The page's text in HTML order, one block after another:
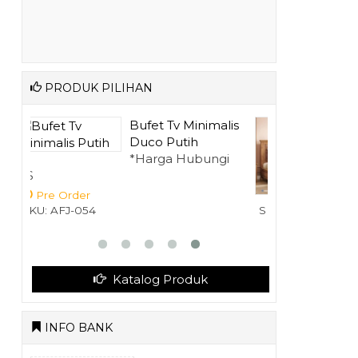
PRODUK PILIHAN
Dipan Tempat
Tidur Minimalis S....
*Harga Hubungi
SKU: AFJ-035
Katalog Produk
INFO BANK